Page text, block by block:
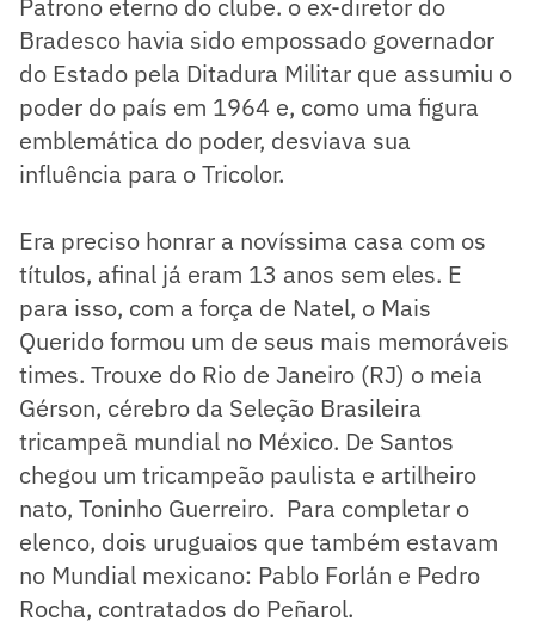
Patrono eterno do clube. o ex-diretor do
Bradesco havia sido empossado governador
do Estado pela Ditadura Militar que assumiu o
poder do país em 1964 e, como uma figura
emblemática do poder, desviava sua
influência para o Tricolor.
Era preciso honrar a novíssima casa com os
títulos, afinal já eram 13 anos sem eles. E
para isso, com a força de Natel, o Mais
Querido formou um de seus mais memoráveis
times. Trouxe do Rio de Janeiro (RJ) o meia
Gérson, cérebro da Seleção Brasileira
tricampeã mundial no México. De Santos
chegou um tricampeão paulista e artilheiro
nato, Toninho Guerreiro. Para completar o
elenco, dois uruguaios que também estavam
no Mundial mexicano: Pablo Forlán e Pedro
Rocha, contratados do Peñarol.